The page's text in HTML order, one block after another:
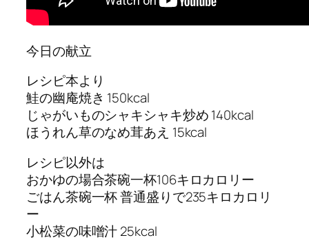
今日の献立
レシピ本より
鮭の幽庵焼き 150kcal
じゃがいものシャキシャキ炒め 140kcal
ほうれん草のなめ茸あえ 15kcal
レシピ以外は
おかゆの場合茶碗一杯106キロカロリー
ごはん茶碗一杯 普通盛りで235キロカロリ
ー
小松菜の味噌汁 25kcal